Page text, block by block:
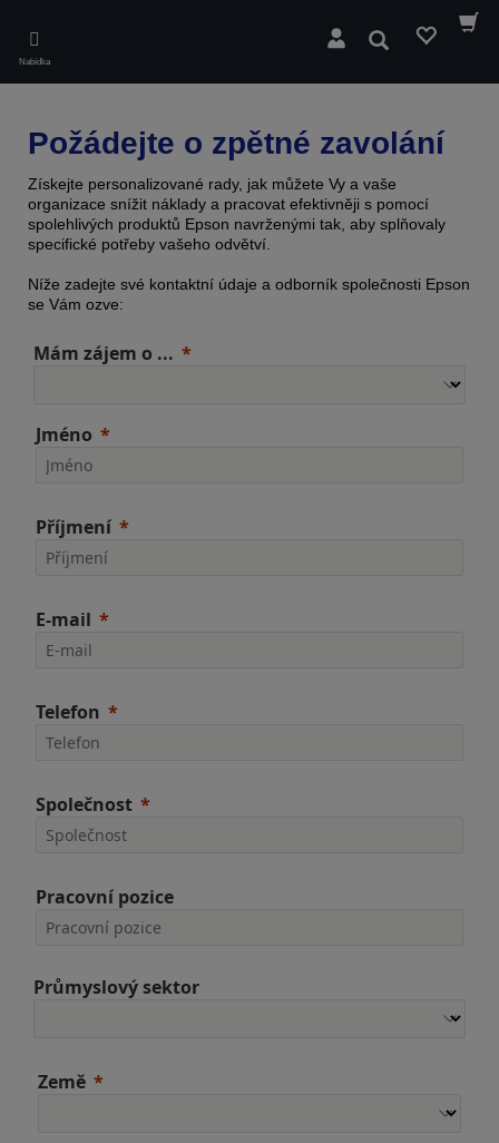
main
content
Nabídka
Hledat
Požádejte o zpětné zavolání
Získejte personalizované rady, jak můžete Vy a vaše
organizace snížit náklady a pracovat efektivněji s pomocí
spolehlivých produktů Epson navrženými tak, aby splňovaly
specifické potřeby vašeho odvětví.
Níže zadejte své kontaktní údaje a odborník společnosti Epson
se Vám ozve:
Mám zájem o ...
Jméno
Příjmení
E-mail
Telefon
Společnost
Pracovní pozice
Průmyslový sektor
Země